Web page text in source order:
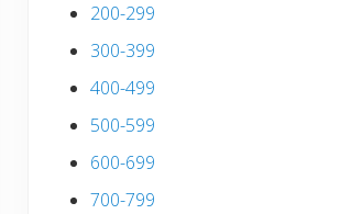
200-299
300-399
400-499
500-599
600-699
700-799